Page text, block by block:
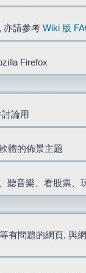
亦請參考 Wiki 版
Firefox
論用
體的佈景主題
聽音樂、看股票、
有問題的網頁, 與